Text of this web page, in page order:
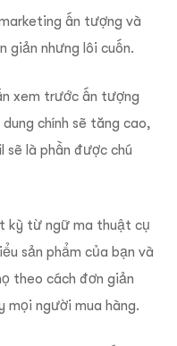
ấn tượng và
giản nhưng lôi cuốn.
xem trước ấn tượng
chính sẽ tăng cao,
sẽ là phần được chú
kỳ từ ngữ ma thuật cụ
sản phẩm của bạn và
theo cách đơn giản
mọi người mua hàng.